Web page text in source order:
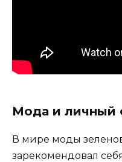
Мода и личный
В мире моды
зарекомендовал